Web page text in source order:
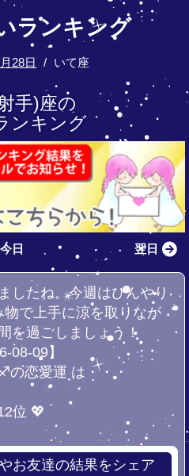
ランキング
28日 いて座
手)座の
ンキング
今日 翌日
したね。今週はひんやり
で上手に涼を取りなが
を過ごしましょう！
08-09】
の恋愛運 は・・・
位 💖
お友達の結果をシェア